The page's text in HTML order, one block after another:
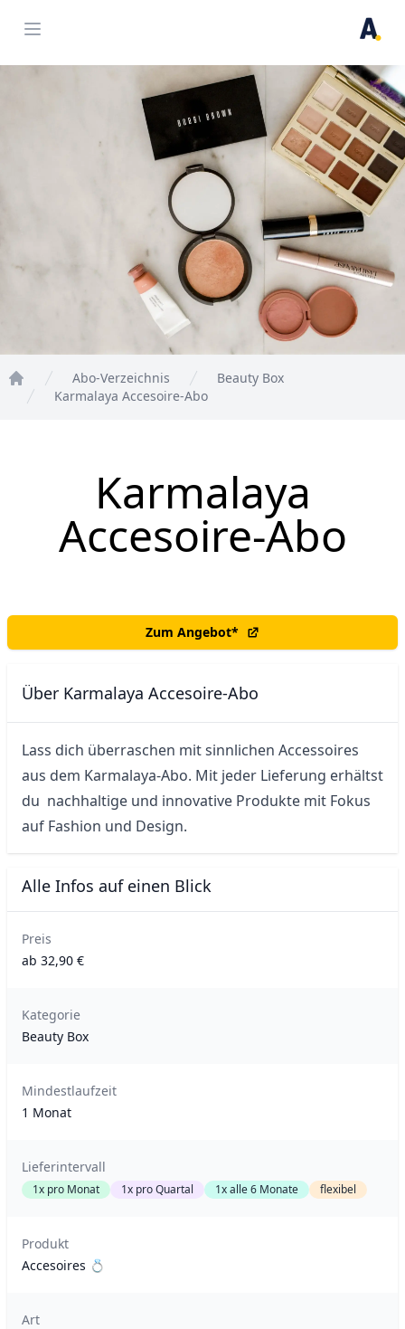
Open menu
Home
Abo-Verzeichnis
Beauty Box
Karmalaya Accesoire-Abo
Karmalaya
Accesoire-Abo
Zum Angebot*
Über Karmalaya Accesoire-Abo
Lass dich überraschen mit sinnlichen Accessoires
aus dem Karmalaya-Abo. Mit jeder Lieferung erhältst
du  nachhaltige und innovative Produkte mit Fokus
auf Fashion und Design.
Alle Infos auf einen Blick
Preis
ab 32,90 €
Kategorie
Beauty Box
Mindestlaufzeit
1 Monat
Lieferintervall
1x pro Monat 1x pro Quartal 1x alle 6 Monate flexibel
Produkt
Accesoires 💍
Art